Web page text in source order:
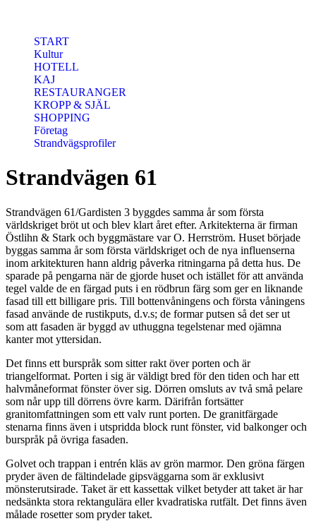
START
Kultur
HOTELL
KAJ
RESTAURANGER
KROPP & SJÄL
SHOPPING
Företag
Strandvägsprofiler
Strandvägen 61
Strandvägen 61/Gardisten 3 byggdes samma år som första
världskriget bröt ut och blev klart året efter. Arkitekterna är firman
Östlihn & Stark och byggmästare var O. Herrström. Huset började
byggas samma år som första världskriget och de nya influenserna
inom arkitekturen hann aldrig påverka ritningarna på detta hus. De
sparade på pengarna när de gjorde huset och istället för att använda
tegel valde de en färgad puts i en rödbrun färg som ger en liknande
fasad till ett billigare pris. Till bottenvåningens och första våningens
fasad använde de rustikputs, d.v.s; de formar putsen så det ser ut
som att fasaden är byggd av uthuggna tegelstenar med ojämna
kanter mot yttersidan.
Det finns ett burspråk som sitter rakt över porten och är
triangelformat. Porten i sig är väldigt bred för den tiden och har ett
halvmåneformat fönster över sig. Dörren omsluts av två små pelare
som når upp till dörrens övre karm. Därifrån fortsätter
granitomfattningen som ett valv runt porten. De granitfärgade
stenarna finns även i utspridda block runt fönster, vid balkonger och
burspråk på övriga fasaden.
Golvet och trappan i entrén kläs av grön marmor. Den gröna färgen
pryder även de fältindelade gipsväggarna som är exklusivt
mönsterutsirade. Taket är ett kassettak vilket betyder att taket är har
nedsänkta stora rektangulära eller kvadratiska rutfält. Det finns även
målade rosetter som pryder taket.